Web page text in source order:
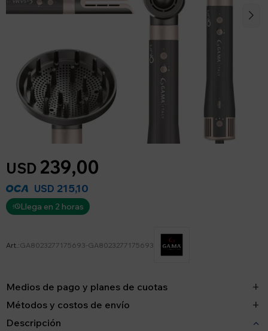
USD 239,00
USD 215,10
Llega en 2 horas
GA8023277175693-GA8023277175693
Medios de pago y planes de cuotas
Métodos y costos de envío
Descripción